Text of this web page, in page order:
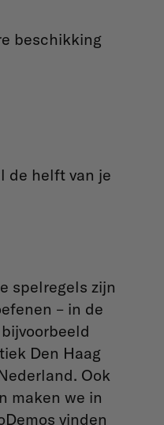
beschikking
de helft van je
spelregels zijn
– in de
Den Haag
Ook
maken we in
vinden